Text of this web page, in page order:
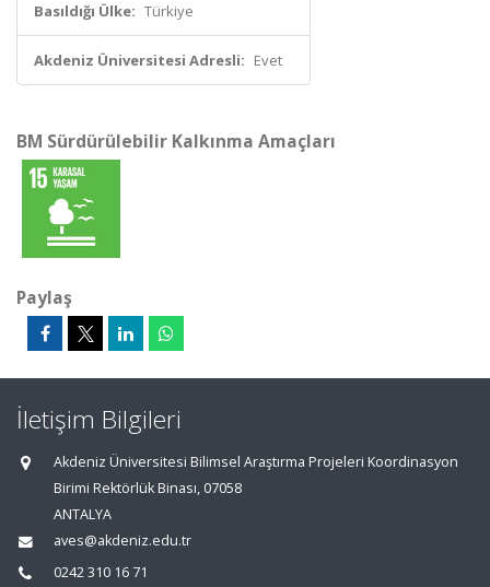
Basıldığı Ülke: Türkiye
Akdeniz Üniversitesi Adresli: Evet
BM Sürdürülebilir Kalkınma Amaçları
Paylaş
İletişim Bilgileri
Akdeniz Üniversitesi Bilimsel Araştırma Projeleri Koordinasyon
Birimi Rektörlük Binası, 07058
ANTALYA
aves@akdeniz.edu.tr
0242 310 16 71